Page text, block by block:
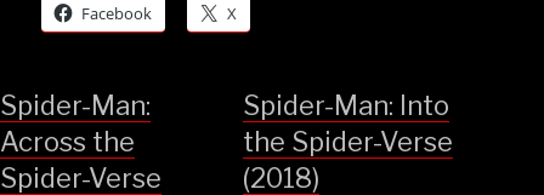
Facebook X
Spider-Man:
Across the
Spider-Verse
Spider-Man: Into
the Spider-Verse
(2018)